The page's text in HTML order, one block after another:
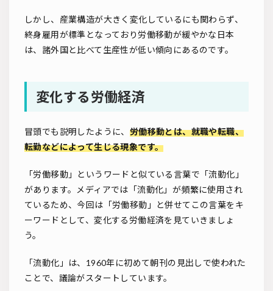
しかし、産業構造が大きく変化しているにも関わらず、
終身雇用が標準となっており労働移動が緩やかな日本
は、諸外国と比べて生産性が低い傾向にあるのです。
変化する労働経済
冒頭でも説明したように、 労働移動とは、就職や転職、
転勤などによって生じる現象です。
「労働移動」というワードと似ている言葉で「流動化」
があります。メディアでは「流動化」が頻繁に使用され
ているため、今回は「労働移動」と併せてこの言葉をキ
ーワードとして、変化する労働経済を見ていきましょ
う。
「流動化」は、1960年に初めて朝刊の見出しで使われた
ことで、議論がスタートしています。